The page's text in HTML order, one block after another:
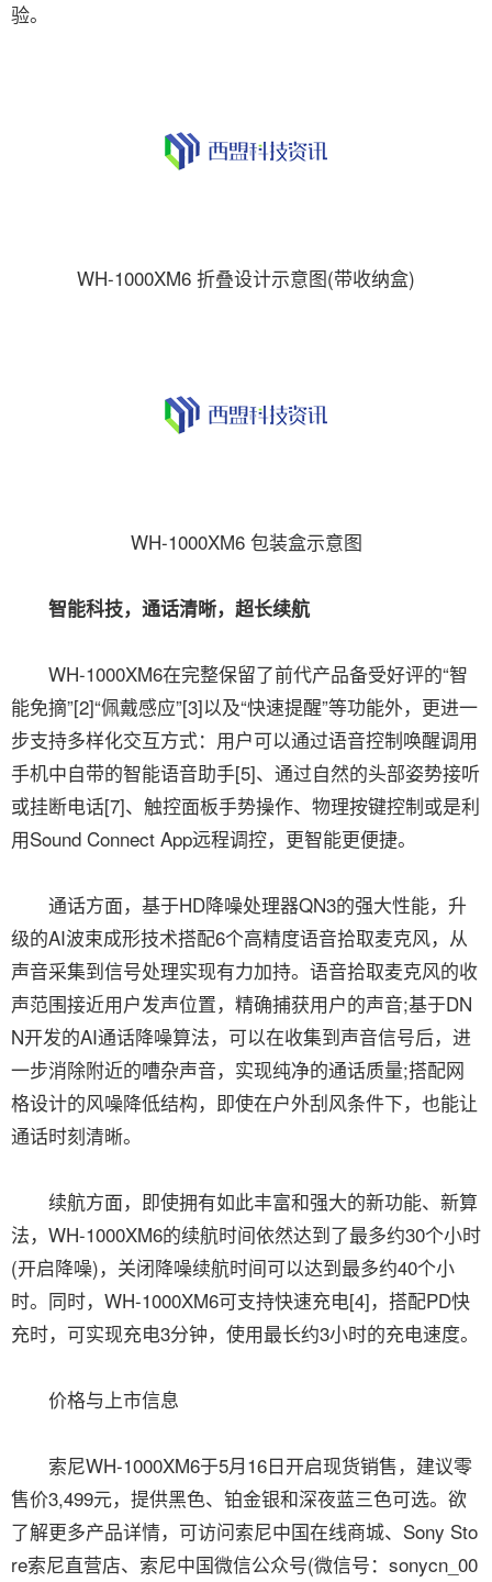
验。
WH-1000XM6 折叠设计示意图(带收纳盒)
WH-1000XM6 包装盒示意图
智能科技，通话清晰，超长续航
WH-1000XM6在完整保留了前代产品备受好评的“智
能免摘”[2]“佩戴感应”[3]以及“快速提醒”等功能外，更进一
步支持多样化交互方式：用户可以通过语音控制唤醒调用
手机中自带的智能语音助手[5]、通过自然的头部姿势接听
或挂断电话[7]、触控面板手势操作、物理按键控制或是利
用Sound Connect App远程调控，更智能更便捷。
通话方面，基于HD降噪处理器QN3的强大性能，升
级的AI波束成形技术搭配6个高精度语音拾取麦克风，从
声音采集到信号处理实现有力加持。语音拾取麦克风的收
声范围接近用户发声位置，精确捕获用户的声音;基于DN
N开发的AI通话降噪算法，可以在收集到声音信号后，进
一步消除附近的嘈杂声音，实现纯净的通话质量;搭配网
格设计的风噪降低结构，即使在户外刮风条件下，也能让
通话时刻清晰。
续航方面，即使拥有如此丰富和强大的新功能、新算
法，WH-1000XM6的续航时间依然达到了最多约30个小时
(开启降噪)，关闭降噪续航时间可以达到最多约40个小
时。同时，WH-1000XM6可支持快速充电[4]，搭配PD快
充时，可实现充电3分钟，使用最长约3小时的充电速度。
价格与上市信息
索尼WH-1000XM6于5月16日开启现货销售，建议零
售价3,499元，提供黑色、铂金银和深夜蓝三色可选。欲
了解更多产品详情，可访问索尼中国在线商城、Sony Sto
re索尼直营店、索尼中国微信公众号(微信号：sonycn_00